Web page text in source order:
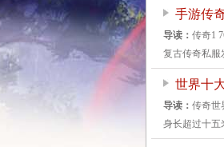
手游传
导读： 传奇1
复古传奇私
世界十
导读： 传奇世
身长超过十五